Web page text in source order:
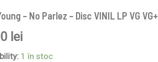
– No Parlez – Disc VINIL LP VG VG+
lei
1 în stoc